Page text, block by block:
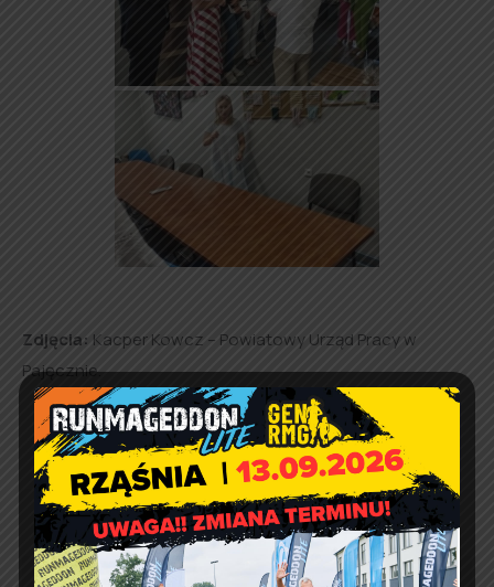
Zdjęcia: Kacper Kowcz – Powiatowy Urząd Pracy w
Pajęcznie.